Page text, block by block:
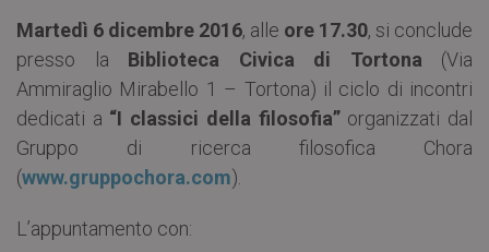
Martedì 6 dicembre 2016, alle ore 17.30, si conclude
presso la Biblioteca Civica di Tortona (Via
Ammiraglio Mirabello 1 – Tortona) il ciclo di incontri
dedicati a “I classici della filosofia”organizzati dal
Gruppo di ricerca filosofica Chora
(www.gruppochora.com).
L’appuntamento con: